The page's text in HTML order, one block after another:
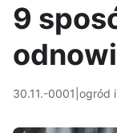
9
30.11.-0001 ogród